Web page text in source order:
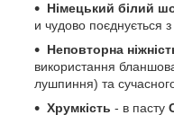
Німецький білий
и чудово поєднується
Неповторна
використання
лушпиння) та
Хрумкість - в пасту